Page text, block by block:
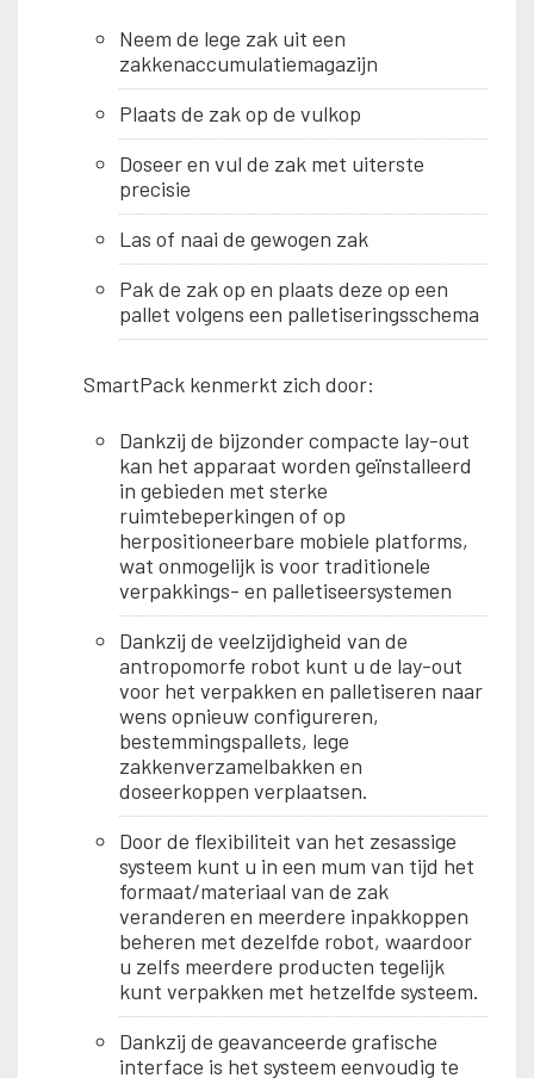
Neem de lege zak uit een
zakkenaccumulatiemagazijn
Plaats de zak op de vulkop
Doseer en vul de zak met uiterste
precisie
Las of naai de gewogen zak
Pak de zak op en plaats deze op een
pallet volgens een palletiseringsschema
SmartPack kenmerkt zich door:
Dankzij de bijzonder compacte lay-out
kan het apparaat worden geïnstalleerd
in gebieden met sterke
ruimtebeperkingen of op
herpositioneerbare mobiele platforms,
wat onmogelijk is voor traditionele
verpakkings- en palletiseersystemen
Dankzij de veelzijdigheid van de
antropomorfe robot kunt u de lay-out
voor het verpakken en palletiseren naar
wens opnieuw configureren,
bestemmingspallets, lege
zakkenverzamelbakken en
doseerkoppen verplaatsen.
Door de flexibiliteit van het zesassige
systeem kunt u in een mum van tijd het
formaat/materiaal van de zak
veranderen en meerdere inpakkoppen
beheren met dezelfde robot, waardoor
u zelfs meerdere producten tegelijk
kunt verpakken met hetzelfde systeem.
Dankzij de geavanceerde grafische
interface is het systeem eenvoudig te